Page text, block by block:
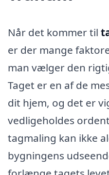
Når det kommer til
er der mange
man vælger den
Taget er en af de
dit hjem, og det er
vedligeholdes
tagmaling kan ikke
bygningens